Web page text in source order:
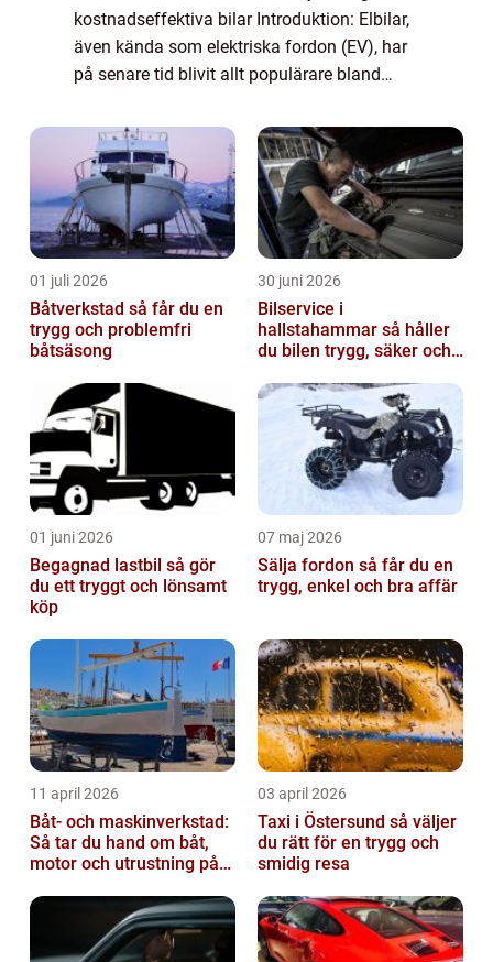
kostnadseffektiva bilar Introduktion: Elbilar,
även kända som elektriska fordon (EV), har
på senare tid blivit allt populärare bland
utforska de många fördelar...
01 juli 2026
Båtverkstad så får du en
trygg och problemfri
båtsäsong
30 juni 2026
Bilservice i
hallstahammar så håller
du bilen trygg, säker och
01 juni 2026
Begagnad lastbil så gör
du ett tryggt och lönsamt
köp
07 maj 2026
Sälja fordon så får du en
trygg, enkel och bra affär
11 april 2026
Båt- och maskinverkstad:
Så tar du hand om båt,
motor och utrustning på
03 april 2026
Taxi i Östersund så väljer
du rätt för en trygg och
smidig resa